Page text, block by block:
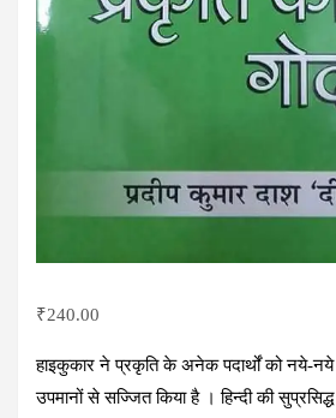
₹240.00
हाइकुकार ने प्रकृति के अनेक पदार्थों को नये-नये
उपमानों से सज्जित किया है । हिन्दी की